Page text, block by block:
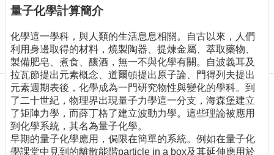
導
覽
最
新
消
息
關
於
我
們
量子化學計算簡介
化學這一學科，與人類的生活息息相關。自古以來，人們
利用身邊取得的材料，燒製陶器、提煉金屬、萃取藥物、
製備肥皂、煮食、釀酒，無一不與化學有關。自波義耳及
拉瓦節提出元素概念、道爾頓提出原子論、門得列夫提出
元素週期表後，化學成為一門研究物性與變化的學科。到
了二十世紀，物理界出現量子力學這一分支，海森堡建立
了矩陣力學，而薛丁格了建立波動力學。這些理論被應用
到化學系統，其名為量子化學。
早期的量子化學應用，侷限在簡單的系統。例如在量子化
學課堂中見到的離散能階particle in a box及其延伸應用於